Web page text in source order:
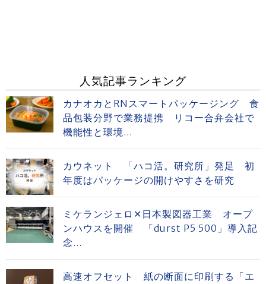
人気記事ランキング
カナオカとRNスマートパッケージング 食
品包装分野で業務提携 リコー合弁会社で
機能性と環境...
カウネット 「ハコ活。研究所」発足 初
年度はパッケージの開けやすさを研究
ミケランジェロ✕日本製図器工業 オープ
ンハウスを開催 「durst P5 500」導入記
念...
高速オフセット 紙の断面に印刷する「エ